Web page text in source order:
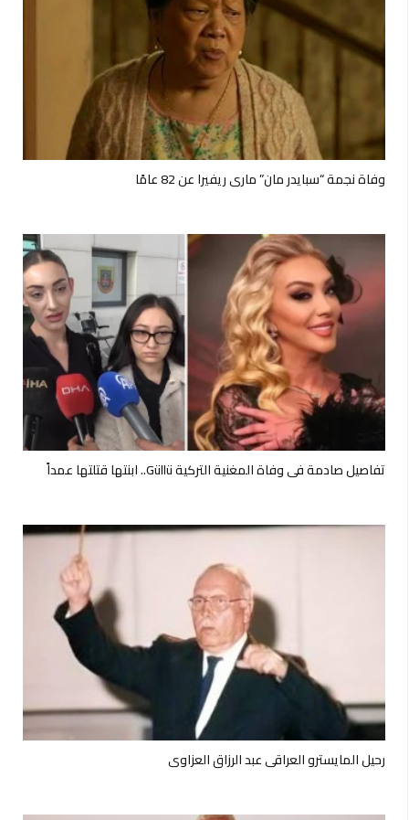
وفاة نجمة “سبايدر مان” ماري ريفيرا عن 82 عامًا
تفاصيل صادمة في وفاة المغنية التركية Güllü.. ابنتها قتلتها عمداً
رحيل المايسترو العراقي عبد الرزاق العزاوي